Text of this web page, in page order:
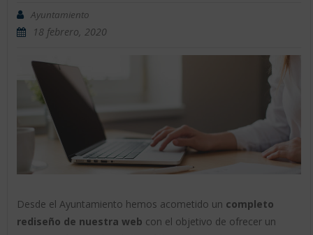
Ayuntamiento
18 febrero, 2020
Desde el Ayuntamiento hemos acometido un completo
rediseño de nuestra web con el objetivo de ofrecer un